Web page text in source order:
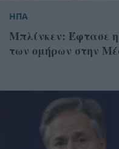
ΗΠΑ
Μπλίνκεν: Έφτασε η
των ομήρων στην